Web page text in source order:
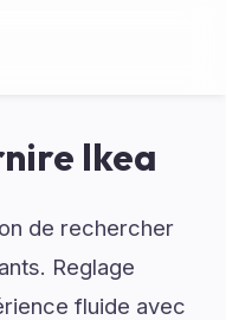
Ikea
de rechercher
Reglage
fluide avec